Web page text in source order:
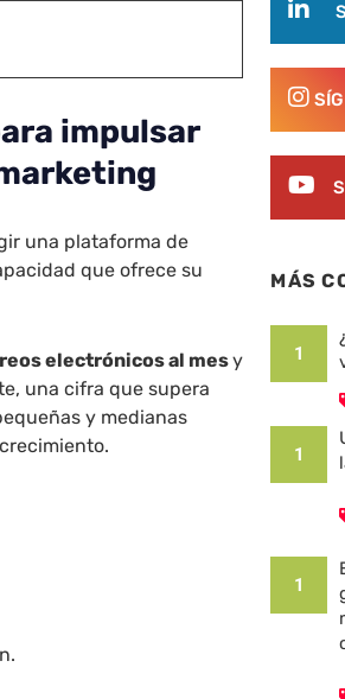
impulsar
una plataforma de
que ofrece su
electrónicos al mesy
una cifra que supera
y medianas
MÁS
1
1
1